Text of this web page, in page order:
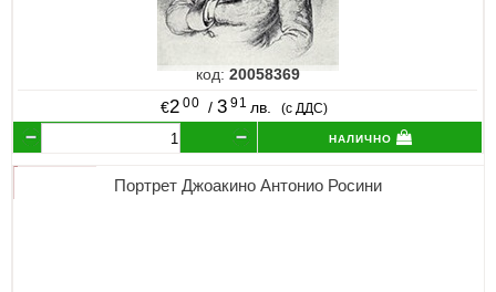
код: 20058369
€2 00 / 3 91 лв. (с ДДС)
налично
Портрет Джоакино Антонио Росини